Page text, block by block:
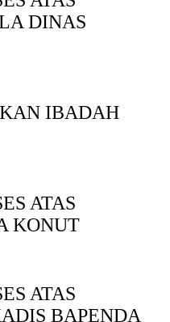
DINAS
IBADAH
ATAS
KONUT
ATAS
BAPENDA